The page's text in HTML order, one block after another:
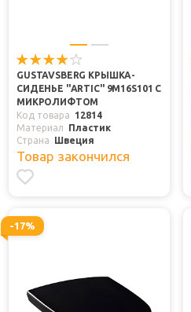
GUSTAVSBERG КРЫШКА-
СИДЕНЬЕ "ARTIC" 9M16S101 С
МИКРОЛИФТОМ
Код товара
12814
Материал
Пластик
Страна
Швеция
Товар закончился
-17%